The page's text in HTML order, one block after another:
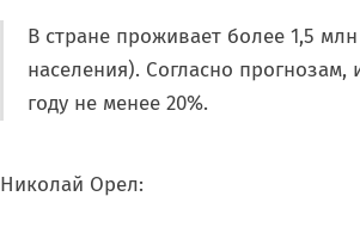
В стране проживает более 1,5
населения). Согласно прогнозам,
году не менее 20%.
Николай Орел: